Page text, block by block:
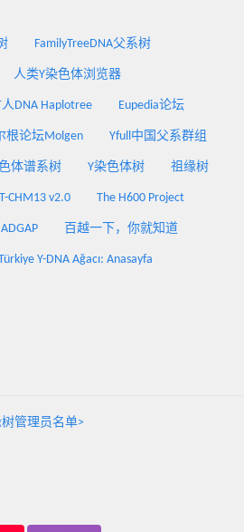
FamilyTreeDNA父系树
人类Y染色体浏览器
DNA Haplotree Eupedia论坛
根论坛Molgen Yfull中国父系群组
体谱系树 Y染色体树 祖缘树
CHM13 v2.0 The H600 Project
ADGAP 百越一下，你就知道
Y-DNA Ağacı: Anasayfa
管理员名单>